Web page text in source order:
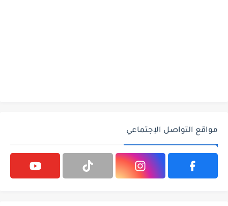
مواقع التواصل الإجتماعي